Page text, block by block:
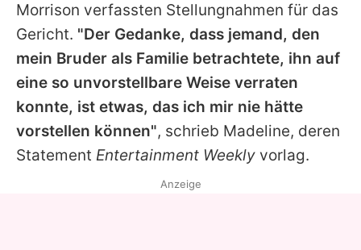
Morrison verfassten Stellungnahmen für das
Gericht. "Der Gedanke, dass jemand, den
mein Bruder als Familie betrachtete, ihn auf
eine so unvorstellbare Weise verraten
konnte, ist etwas, das ich mir nie hätte
vorstellen können", schrieb Madeline, deren
Statement Entertainment Weekly vorlag.
Anzeige